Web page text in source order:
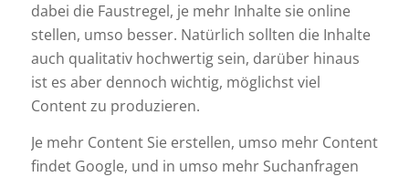
dabei die Faustregel, je mehr Inhalte sie online
stellen, umso besser. Natürlich sollten die Inhalte
auch qualitativ hochwertig sein, darüber hinaus
ist es aber dennoch wichtig, möglichst viel
Content zu produzieren.
Je mehr Content Sie erstellen, umso mehr Content
findet Google, und in umso mehr Suchanfragen